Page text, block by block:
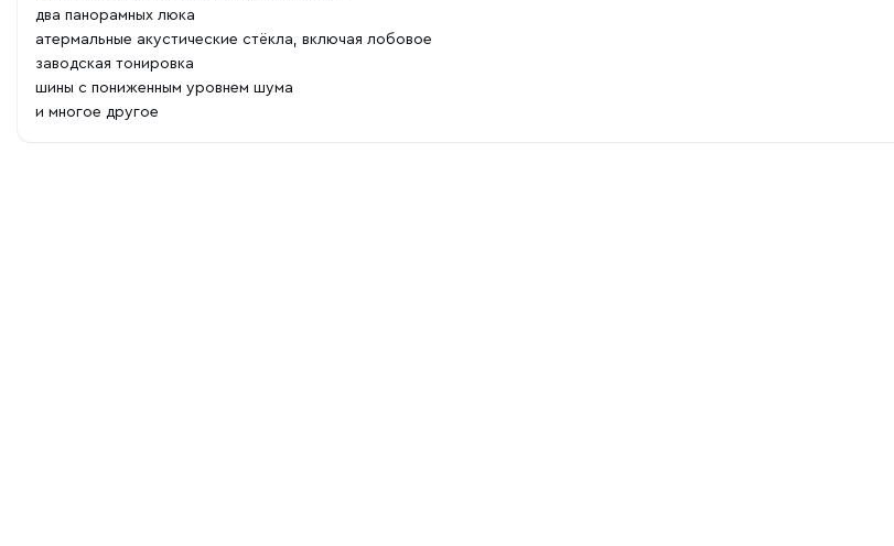
два панорамных люка
атермальные акустические стёкла, включая лобовое
заводская тонировка
шины с пониженным уровнем шума
и многое другое